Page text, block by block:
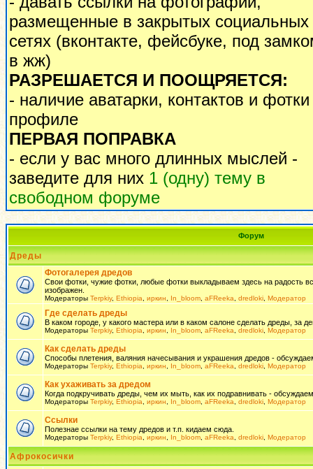
размещенные в закрытых социальных
сетях (вконтакте, фейсбуке, под
в жж)
РАЗРЕШАЕТСЯ И ПООЩРЯЕТСЯ:
- наличие аватарки, контактов и
профиле
ПЕРВАЯ ПОПРАВКА
- если у вас много длинных мыслей -
заведите для них 1 (одну) тему в
свободном форуме
Форум
Дреды
Фотогалерея дредов
Свои фотки, чужие фотки, любые фотки выкладываем здесь на радость
изображен.
Модераторы Terpkiy, Ethiopia иркин In_bloom aFReeka dredloki Модератор
Где сделать дреды
В каком городе, у какого мастера или в каком салоне сделать дреды, за
Модераторы Terpkiy, Ethiopia иркин In_bloom aFReeka dredloki Модератор
Как сделать дреды
Способы плетения, валяния начесывания и украшения дредов -
Модераторы Terpkiy, Ethiopia иркин In_bloom aFReeka dredloki Модератор
Как ухаживать за дредом
Когда подкручивать дреды, чем их мыть, как их подравнивать - обсуждаем
Модераторы Terpkiy, Ethiopia иркин In_bloom aFReeka dredloki Модератор
Ссылки
Полезнае ссылки на тему дредов и т.п. кидаем сюда.
Модераторы Terpkiy, Ethiopia иркин In_bloom aFReeka dredloki Модератор
Афрокосички